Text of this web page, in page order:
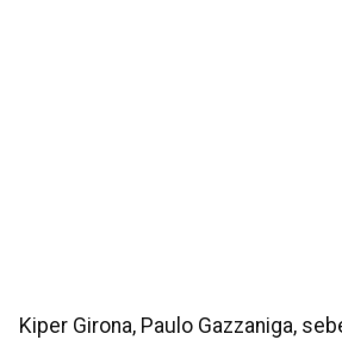
Kiper Girona, Paulo Gazzaniga,